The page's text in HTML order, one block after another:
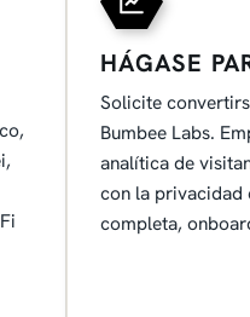
HÁGASE
Solicite
Bumbee Labs.
analítica de
con la privacidad
completa,